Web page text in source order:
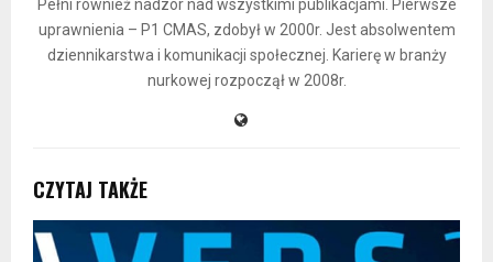
Pełni również nadzór nad wszystkimi publikacjami. Pierwsze
uprawnienia – P1 CMAS, zdobył w 2000r. Jest absolwentem
dziennikarstwa i komunikacji społecznej. Karierę w branży
nurkowej rozpoczął w 2008r.
CZYTAJ TAKŻE